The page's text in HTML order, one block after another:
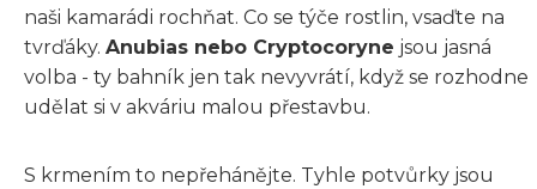
naši kamarádi rochňat. Co se týče rostlin, vsaďte na
tvrďáky. Anubias nebo Cryptocoryne jsou jasná
volba - ty bahník jen tak nevyvrátí, když se rozhodne
udělat si v akváriu malou přestavbu.
S krmením to nepřehánějte. Tyhle potvůrky jsou